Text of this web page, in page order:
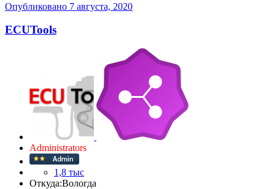
Опубликовано 7 августа, 2020
ECUTools
Administrators
1,8 тыс
Откуда:Вологда